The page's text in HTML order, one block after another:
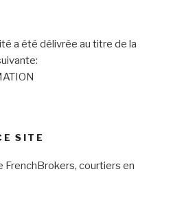
a été délivrée au titre de la
SITE
FrenchBrokers, courtiers en